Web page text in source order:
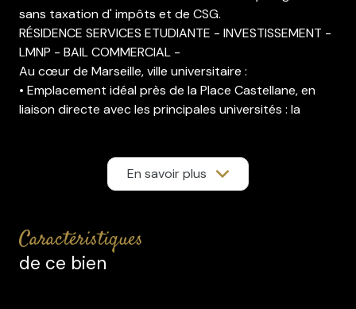
sans taxation d' impôts et de CSG.
RÉSIDENCE SERVICES ETUDIANTE - INVESTISSEMENT -
LMNP - BAIL COMMERCIAL -
Au cœur de Marseille, ville universitaire :
• Emplacement idéal près de la Place Castellane, en
liaison directe avec les principales universités : la
• Bus à 50 m de la résidence, métro à 200 m, gare St
Charles à 10 mn en métro.
appartement type studio, calme, d'environ 20 m2
donnant coté cour, situé au 5ème étage avec
En savoir plus
caractéristiques
de ce bien